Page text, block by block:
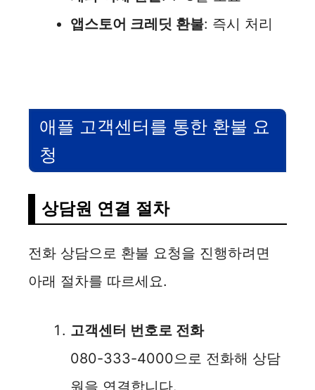
앱스토어 크레딧 환불: 즉시 처리
애플 고객센터를 통한 환불 요
청
상담원 연결 절차
전화 상담으로 환불 요청을 진행하려면
아래 절차를 따르세요.
고객센터 번호로 전화
080-333-4000으로 전화해 상담